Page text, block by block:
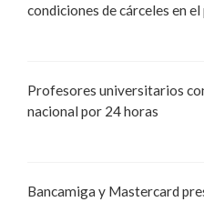
condiciones de cárceles en el
Profesores universitarios
nacional por 24 horas
Bancamiga y Mastercard